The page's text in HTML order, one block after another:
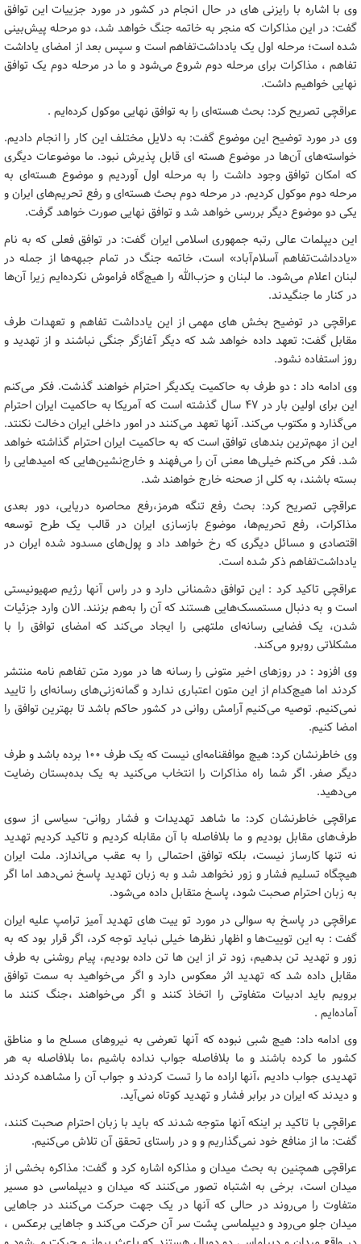
وی با اشاره با رایزنی های در حال انجام در کشور در مورد جزییات این توافق
گفت: در این مذاکرات که منجر به خاتمه جنگ خواهد شد، دو مرحله پیش‌بینی
شده است؛ مرحله اول یک یادداشت‌تفاهم است و سپس بعد از امضای یاداشت
تفاهم ، مذاکرات برای مرحله دوم شروع می‌شود و ما در مرحله دوم یک توافق
نهایی خواهیم داشت.
عراقچی تصریح کرد: بحث هسته‌ای را به توافق نهایی موکول کرده‌ایم .
وی در مورد توضیح این موضوع گفت: به دلایل مختلف این کار را انجام دادیم.
خواسته‌های آن‌ها در موضوع هسته ای قابل پذیرش نبود. ما موضوعات دیگری
که امکان توافق وجود داشت را به مرحله اول آوردیم و موضوع هسته‌ای به
مرحله دوم موکول کردیم. در مرحله دوم بحث هسته‌ای و رفع تحریم‌های ایران و
یکی دو موضوع دیگر بررسی خواهد شد و توافق نهایی صورت خواهد گرفت.
این دیپلمات عالی رتبه جمهوری اسلامی ایران گفت: در توافق فعلی که به نام
«یادداشت‌تفاهم آسلام‌آباد» است، خاتمه جنگ در تمام جبهه‌ها از جمله در
لبنان اعلام می‌شود. ما لبنان و حزب‌الله را هیچ‌گاه فراموش نکرده‌ایم زیرا آن‌ها
در کنار ما جنگیدند.
عراقچی در توضیح بخش های مهمی از این یادداشت تفاهم و تعهدات طرف
مقابل گفت: تعهد داده خواهد شد که دیگر آغازگر جنگی نباشند و از تهدید و
روز استفاده نشود.
وی ادامه داد : دو طرف به حاکمیت یکدیگر احترام خواهند گذشت. فکر می‌کنم
این برای اولین بار در ۴۷ سال گذشته است که آمریکا به حاکمیت ایران احترام
می‌گذارد و مکتوب می‌کند. آنها تعهد می‌کنند در امور داخلی ایران دخالت نکنتد.
این از مهم‌ترین بندهای توافق است که به حاکمیت ایران احترام گذاشته خواهد
شد. فکر می‌کنم خیلی‌ها معنی آن را می‌فهند و خارج‌نشین‌هایی که امیدهایی را
بسته باشند، به کلی از صحنه خارج خواهند شد.
عراقچی تصریح کرد: بحث رفع تنگه هرمز،رفع محاصره دریایی، دور بعدی
مذاکرات، رفع تحریم‌ها، موضوع بازسازی ایران در قالب یک طرح توسعه
اقتصادی و مسائل دیگری که رخ خواهد داد و پول‌های مسدود شده ایران در
یادداشت‌تفاهم ذکر شده است.
عراقچی تاکید کرد : این توافق دشمنانی دارد و در راس آنها رژیم صهیونیستی
است و به دنبال مستمسک‌هایی هستند که آن را به‌هم بزنند. الان وارد جزئیات
شدن، یک فضایی رسانه‌ای ملتهبی را ایجاد می‌کند که امضای توافق را با
مشکلاتی روبرو می‌کند.
وی افزود : در روزهای اخیر متونی را رسانه ها در مورد متن تفاهم نامه منتشر
کردند اما هیچ‌کدام از این متون اعتباری ندارد و گمانه‌زنی‌های رسانه‌ای را تایید
نمی‌کنیم. توصیه می‌کنیم آرامش روانی در کشور حاکم باشد تا بهترین توافق را
امضا کنیم.
وی خاطرنشان کرد: هیچ‌ موافقنامه‌ای نیست که یک طرف ۱۰۰ برده باشد و طرف
دیگر صفر. اگر شما راه مذاکرات را انتخاب می‌کنید به یک بده‌بستان رضایت
می‌دهید.
عراقچی خاطرنشان کرد: ما شاهد تهدیدات و فشار روانی- سیاسی از سوی
طرف‌های مقابل بودیم و ما بلافاصله با آن مقابله کردیم و تاکید کردیم تهدید
نه تنها کارساز نیست، بلکه توافق احتمالی را به عقب می‌اندازد. ملت ایران
هیچگاه تسلیم فشار و زور نخواهد شد و به زبان تهدید پاسخ نمی‌دهد اما اگر
به زبان احترام صحبت شود، پاسخ متقابل داده می‌شود.
عراقچی در پاسخ به سوالی در مورد تو ییت های تهدید آمیز ترامپ علیه ایران
گفت : به این توییت‌ها و اظهار نظرها خیلی نباید توجه کرد، اگر قرار بود که به
زور و تهدید تن بدهیم، زود تر از این ها تن داده بودیم، پیام روشنی به طرف
مقابل داده شد که تهدید اثر معکوس دارد و اگر می‌خواهید به سمت توافق
برویم باید ادبیات متفاوتی را اتخاذ کنند و اگر می‌خواهند ،جنگ کنند ما
آماده‌ایم .
وی ادامه داد: هیچ شبی نبوده که آنها تعرضی به نیروهای مسلح ما و مناطق
کشور ما کرده باشند و ما بلافاصله جواب نداده باشیم ،ما بلافاصله به هر
تهدیدی جواب دادیم ،آنها اراده ما را تست کردند و جواب آن را مشاهده کردند
و دیدند که ایران در برابر فشار و تهدید کوتاه نمی‌آید.
عراقچی با تاکید بر اینکه آنها متوجه شدند که باید با زبان احترام صحبت کنند،
گفت: ما از منافع خود نمی‌گذاریم و و در راستای تحقق آن تلاش می‌کنیم.
عراقچی همچنین به بحث میدان و مذاکره اشاره کرد و گفت: مذاکره بخشی از
میدان است، برخی به اشتباه تصور می‌کنند که میدان و دیپلماسی دو مسیر
متفاوت را می‌روند در حالی که آنها در یک جهت حرکت می‌کنند در جاهایی
میدان جلو می‌رود و دیپلماسی پشت سر آن حرکت می‌کند و جاهایی برعکس ،